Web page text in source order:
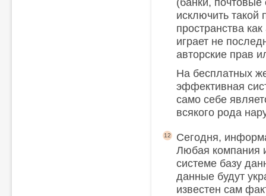
(банки, почтовые
исключить такой
пространства
играет не
авторские прав
На бесплатных
эффективная
само себе
всякого рода
Сегодня,
Любая компания
системе базу
данные будут
известен сам
12